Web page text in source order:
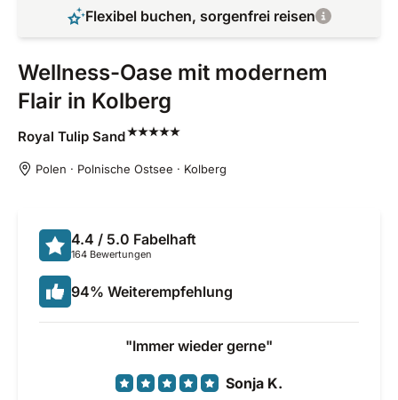
Flexibel buchen, sorgenfrei reisen
Wellness-Oase mit modernem
Flair in Kolberg
Royal Tulip Sand
Polen · Polnische Ostsee · Kolberg
4.4 / 5.0 Fabelhaft
164 Bewertungen
94% Weiterempfehlung
Immer wieder gerne
Sonja K.